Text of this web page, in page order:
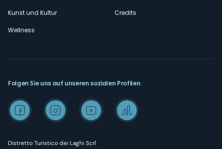
Kunst und Kultur
Wellness
Credits
Distretto Turistico dei Laghi Scrl
Folgen Sie uns auf unseren sozialen Profilen